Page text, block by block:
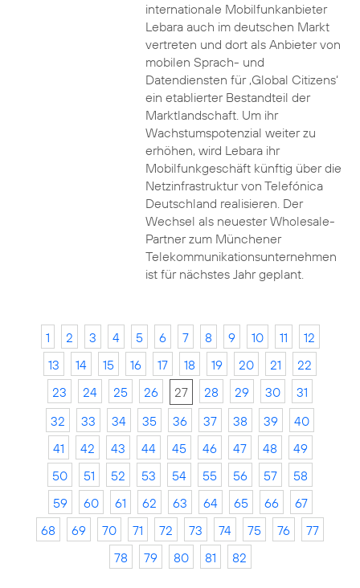
internationale Mobilfunkanbieter
Lebara auch im deutschen Markt
vertreten und dort als Anbieter von
mobilen Sprach- und
Datendiensten für ‚Global Citizens‘
ein etablierter Bestandteil der
Marktlandschaft. Um ihr
Wachstumspotenzial weiter zu
erhöhen, wird Lebara ihr
Mobilfunkgeschäft künftig über die
Netzinfrastruktur von Telefónica
Deutschland realisieren. Der
Wechsel als neuester Wholesale-
Partner zum Münchener
Telekommunikationsunternehmen
ist für nächstes Jahr geplant.
1 2 3 4 5 6 7 8 9 10 11
12
13
14 15 16 17 18 19 20 21
22
23
24 25 26 27 28 29 30
31
32
33 34 35 36 37 38 39
40
41
42 43 44 45 46 47 48
49
50
51 52 53 54 55 56 57
58
59
60 61 62 63 64 65 66
67
68
69 70 71 72 73 74 75 76
77
78
79 80 81 82